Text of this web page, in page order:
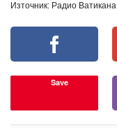
Източник: Радио Ватикана
Save